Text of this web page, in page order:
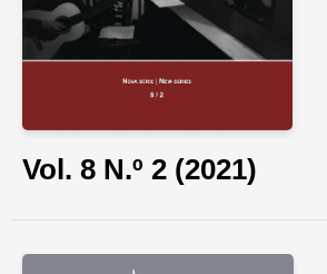
Vol. 8 N.º 2 (2021)